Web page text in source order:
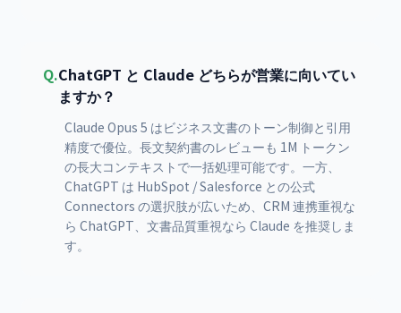
Q.ChatGPT と Claude どちらが営業に向いてい
ますか？
Claude Opus 5 はビジネス文書のトーン制御と引用
精度で優位。長文契約書のレビューも 1M トークン
の長大コンテキストで一括処理可能です。一方、
ChatGPT は HubSpot / Salesforce との公式
Connectors の選択肢が広いため、CRM 連携重視な
ら ChatGPT、文書品質重視なら Claude を推奨しま
す。